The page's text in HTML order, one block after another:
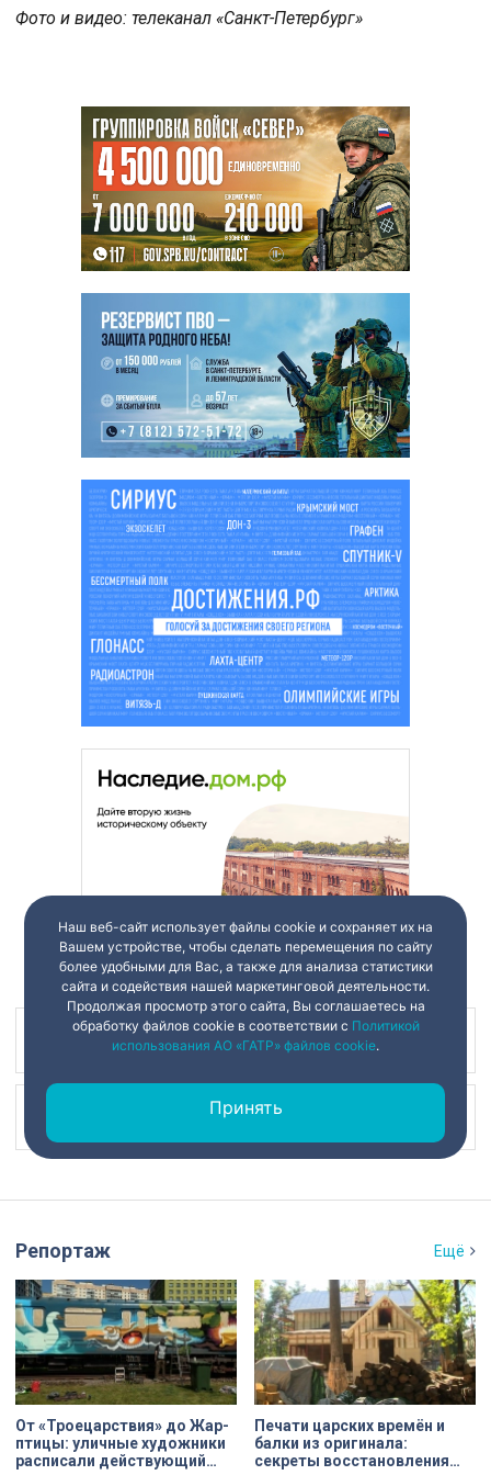
Фото и видео: телеканал «Санкт-Петербург»
Наш канал в
Наш канал в
Репортаж Ещё
От «Троецарствия» до Жар-
птицы: уличные художники
расписали действующий
Печати царских времён и
балки из оригинала:
секреты восстановления
Наш веб-сайт использует файлы cookie и сохраняет их на
Вашем устройстве, чтобы сделать перемещения по сайту
более удобными для Вас, а также для анализа статистики
сайта и содействия нашей маркетинговой деятельности.
Продолжая просмотр этого сайта, Вы соглашаетесь на
обработку файлов cookie в соответствии с Политикой
использования АО «ГАТР» файлов cookie.
Принять